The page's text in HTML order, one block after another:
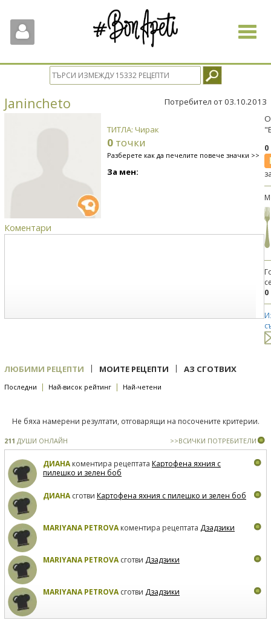
Toggle
Janincheto Потребител от 03.10.2013
ТИТЛА: Чирак
0 точки
Разберете как да печелите повече значки >>
За мен:
Коментари
0
ЛЮБИМИ РЕЦЕПТИ | МОИТЕ РЕЦЕПТИ | АЗ СГОТВИХ
Последни | Най-висок рейтинг | Най-четени
Не бяха намерени резултати, отговарящи на посочените критерии.
211 ДУШИ ОНЛАЙН >>ВСИЧКИ ПОТРЕБИТЕЛИ
ДИАНАкоментира рецептата Картофена яхния с
пилешко и зелен боб
ДИАНАсготви Картофена яхния с пилешко и зелен боб
MARIYANA PETROVAкоментира рецептата Дзадзики
MARIYANA PETROVAсготви Дзадзики
MARIYANA PETROVAсготви Дзадзики